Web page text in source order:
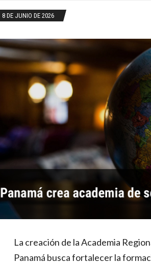
8 DE JUNIO DE 2026
La creación de la Academia
Panamá busca fortalecer la